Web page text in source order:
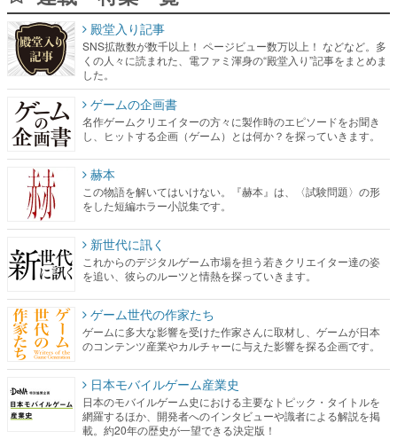
殿堂入り記事
SNS拡散数が数千以上！ ページビュー数万以上！ などなど。多
くの人々に読まれた、電ファミ渾身の“殿堂入り”記事をまとめま
した。
ゲームの企画書
名作ゲームクリエイターの方々に製作時のエピソードをお聞き
し、ヒットする企画（ゲーム）とは何か？を探っていきます。
赫本
この物語を解いてはいけない。『赫本』は、〈試験問題〉の形
をした短編ホラー小説集です。
新世代に訊く
これからのデジタルゲーム市場を担う若きクリエイター達の姿
を追い、彼らのルーツと情熱を探っていきます。
ゲーム世代の作家たち
ゲームに多大な影響を受けた作家さんに取材し、ゲームが日本
のコンテンツ産業やカルチャーに与えた影響を探る企画です。
日本モバイルゲーム産業史
日本のモバイルゲーム史における主要なトピック・タイトルを
網羅するほか、開発者へのインタビューや識者による解説を掲
載。約20年の歴史が一望できる決定版！